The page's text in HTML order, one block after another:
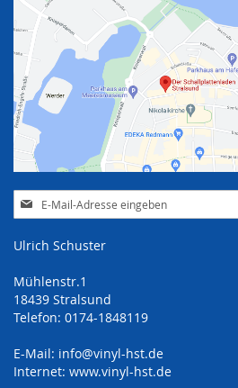
Anmeldung
zum
Ulrich Schuster
Mühlenstr.1
18439 Stralsund
Telefon: 0174-1848119
E-Mail: info@vinyl-hst.de
Internet: www.vinyl-hst.de